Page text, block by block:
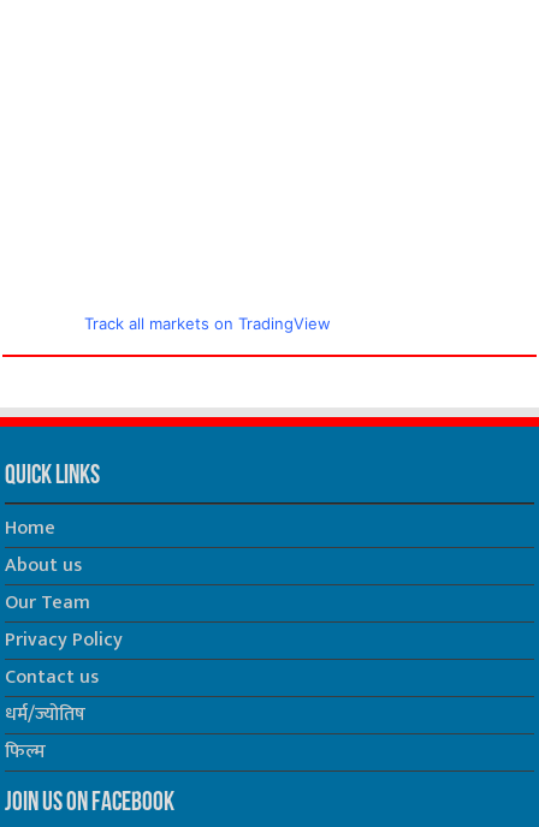
Track all markets on TradingView
Quick Links
Home
About us
Our Team
Privacy Policy
Contact us
धर्म/ज्योतिष
फिल्म
Join us on Facebook